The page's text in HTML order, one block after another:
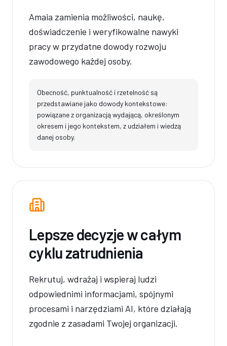
Amaia zamienia możliwości, naukę,
doświadczenie i weryfikowalne nawyki
pracy w przydatne dowody rozwoju
zawodowego każdej osoby.
Obecność, punktualność i rzetelność są
przedstawiane jako dowody kontekstowe:
powiązane z organizacją wydającą, określonym
okresem i jego kontekstem, z udziałem i wiedzą
danej osoby.
Lepsze decyzje w całym
cyklu zatrudnienia
Rekrutuj, wdrażaj i wspieraj ludzi
odpowiednimi informacjami, spójnymi
procesami i narzędziami AI, które działają
zgodnie z zasadami Twojej organizacji.